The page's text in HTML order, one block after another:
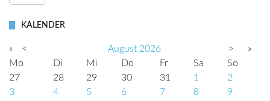
KALENDER
« < August 2026 >
»
Mo
Di Mi Do Fr Sa
So
27
28 29 30 31 1
2
3
4 5 6 7 8
9